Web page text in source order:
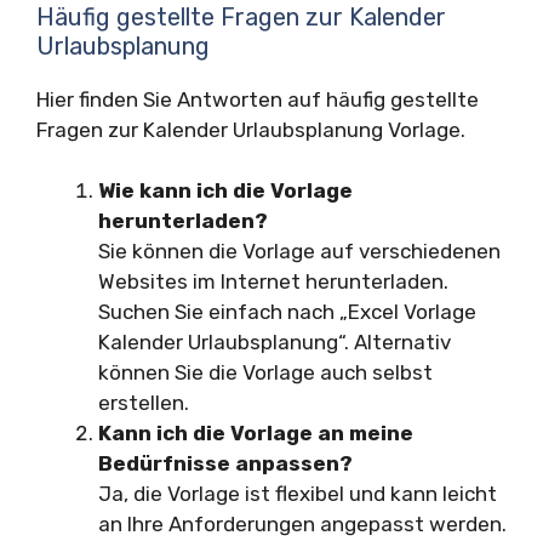
Häufig gestellte Fragen zur Kalender
Urlaubsplanung
Hier finden Sie Antworten auf häufig gestellte
Fragen zur Kalender Urlaubsplanung Vorlage.
Wie kann ich die Vorlage
herunterladen?
Sie können die Vorlage auf verschiedenen
Websites im Internet herunterladen.
Suchen Sie einfach nach „Excel Vorlage
Kalender Urlaubsplanung“. Alternativ
können Sie die Vorlage auch selbst
erstellen.
Kann ich die Vorlage an meine
Bedürfnisse anpassen?
Ja, die Vorlage ist flexibel und kann leicht
an Ihre Anforderungen angepasst werden.